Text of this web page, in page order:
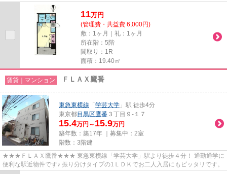
動式収納でお部屋のレイアウトお好...
11万円
(管理費・共益費 6,000円)
敷：1ヶ月｜礼：1ヶ月
所在階：5階
間取り：1R
面積：19.40㎡
賃貸｜マンション ＦＬＡＸ鷹番
東急東横線 「 学芸大学 」駅 徒歩4分
東京都目黒区鷹番 ３丁目９-１７
15.4万円～ 15.9万円
築年数：築17年 ｜募集中： 2室
階数：3階建
★★★ＦＬＡＸ鷹番★★★ 東急東横線「学芸大学」駅より徒歩４分！ 通勤通学に
便利な駅近物件です♪ 振り分けタイプの1ＬＤＫでお二人入居にもピッタリです。